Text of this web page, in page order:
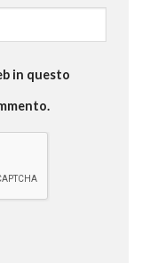
in questo